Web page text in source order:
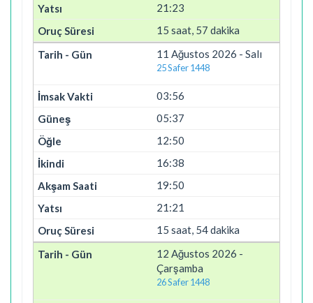
21:23
15 saat, 57 dakika
11 Ağustos 2026 - Salı
25 Safer 1448
03:56
05:37
12:50
16:38
19:50
21:21
15 saat, 54 dakika
12 Ağustos 2026 -
Çarşamba
26 Safer 1448